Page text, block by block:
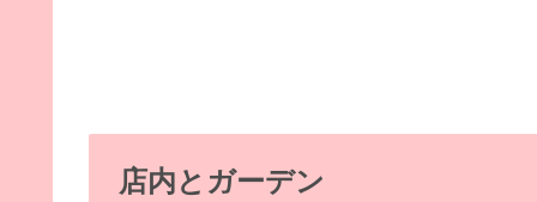
店内とガーデン